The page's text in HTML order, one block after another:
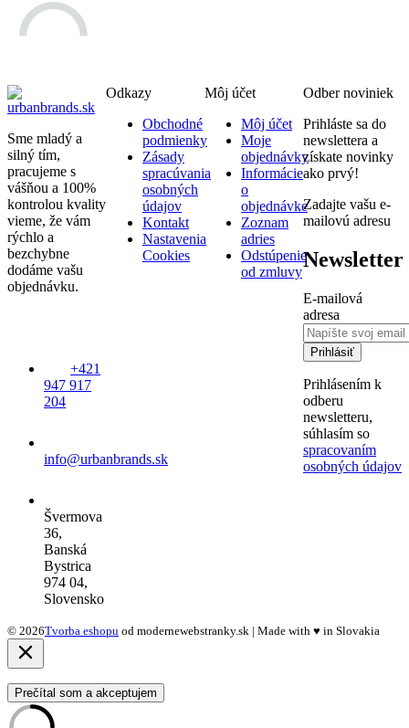
Sme mladý a
silný tím,
pracujeme s
vášňou a 100%
kontrolou kvality
vieme, že vám
rýchlo a
bezchybne
dodáme vašu
objednávku.
+421
947 917
204
info@urbanbrands.sk
Švermova
36,
Banská
Bystrica
974 04,
Slovensko
Odkazy
Obchodné
podmienky
Zásady
spracúvania
osobných
údajov
Kontakt
Nastavenia
Cookies
Môj účet
Môj účet
Moje
objednávky
Informácie
o
objednávke
Zoznam
adries
Odstúpenie
od zmluvy
Odber noviniek
Prihláste sa do
newslettera a
získate novinky
ako prvý!
Zadajte vašu e-
mailovú adresu
Newsletter
E-mailová
adresa
Prihlásiť
Prihlásením k
odberu
newsletteru,
súhlasím so
spracovaním
osobných údajov
© 2026Tvorba eshopu od modernewebstranky.sk | Made with ♥ in Slovakia
Prečítal som a akceptujem